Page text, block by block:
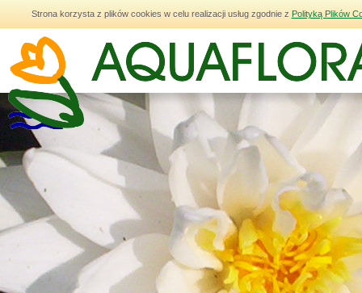
Strona korzysta z plików cookies w celu realizacji usług zgodnie z Polityką Plików